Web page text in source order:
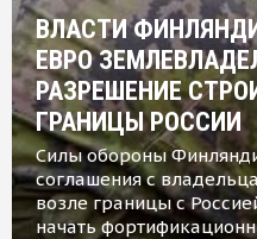
ВЛАСТИ
ЕВРО
РАЗРЕШЕНИЕ
ГРАНИЦЫ РОССИИ
Силы обороны
соглашения с
возле границы с
начать